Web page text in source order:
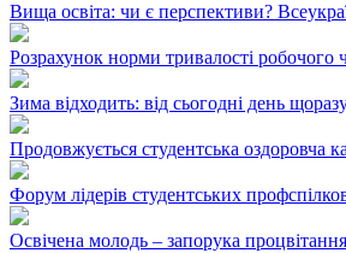
Вища освіта: чи є перспективи?
Розрахунок норми тривалості робочого
Зима відходить: від сьогодні день
Продовжується студентська оздоровча
Форум лідерів студентських
Освічена молодь – запорука